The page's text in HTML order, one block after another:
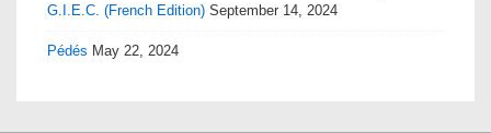
G.I.E.C. (French Edition) September 14, 2024
Pédés May 22, 2024